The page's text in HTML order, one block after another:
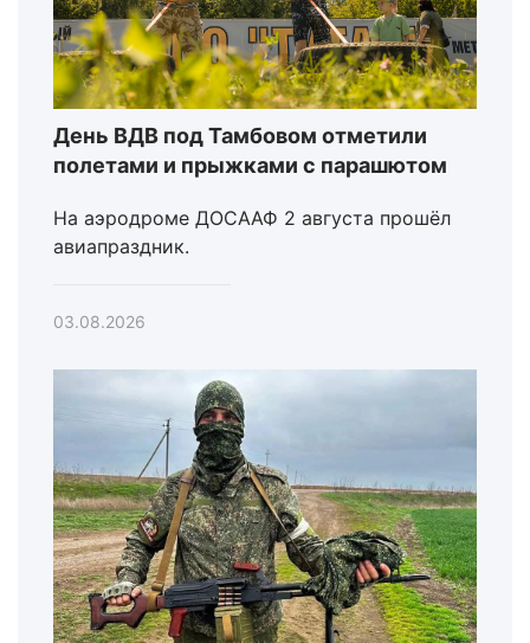
День ВДВ под Тамбовом отметили
полетами и прыжками с парашютом
На аэродроме ДОСААФ 2 августа прошёл
авиапраздник.
03.08.2026